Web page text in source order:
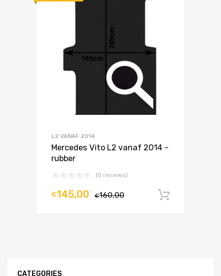
L2 VANAF 2014
Mercedes Vito L2 vanaf 2014 –
rubber
(0 reviews)
€160,00
€145,00
CATEGORIES